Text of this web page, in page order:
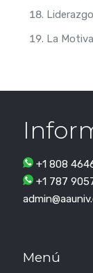
La
+1 808
+1 787
Menú